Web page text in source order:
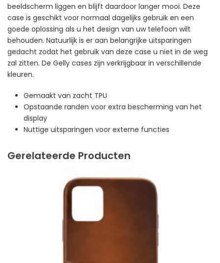
beeldscherm liggen en blijft daardoor langer mooi. Deze
case is geschikt voor normaal dagelijks gebruik en een
goede oplossing als u het design van uw telefoon wilt
behouden. Natuurlijk is er aan belangrijke uitsparingen
gedacht zodat het gebruik van deze case u niet in de weg
zal zitten. De Gelly cases zijn verkrijgbaar in verschillende
kleuren.
Gemaakt van zacht TPU
Opstaande randen voor extra bescherming van het
display
Nuttige uitsparingen voor externe functies
Gerelateerde Producten